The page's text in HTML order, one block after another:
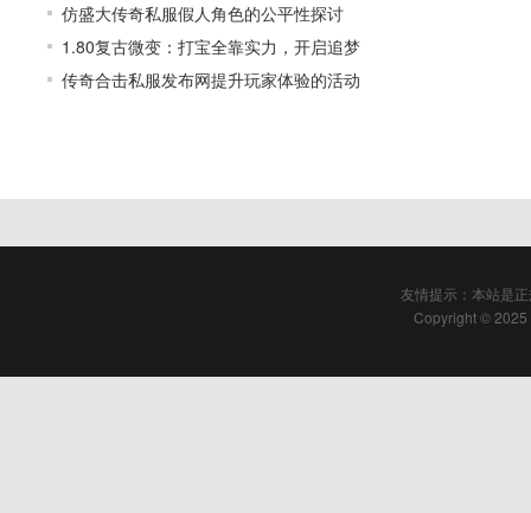
仿盛大传奇私服假人角色的公平性探讨
1.80复古微变：打宝全靠实力，开启追梦
传奇合击私服发布网提升玩家体验的活动
友情提示：本站是
Copyright © 2025